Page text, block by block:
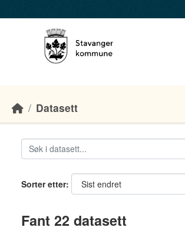
Datasett
Sorter etter
Fant 22 datasett